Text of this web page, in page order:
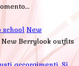
New
New Berrylook outfits